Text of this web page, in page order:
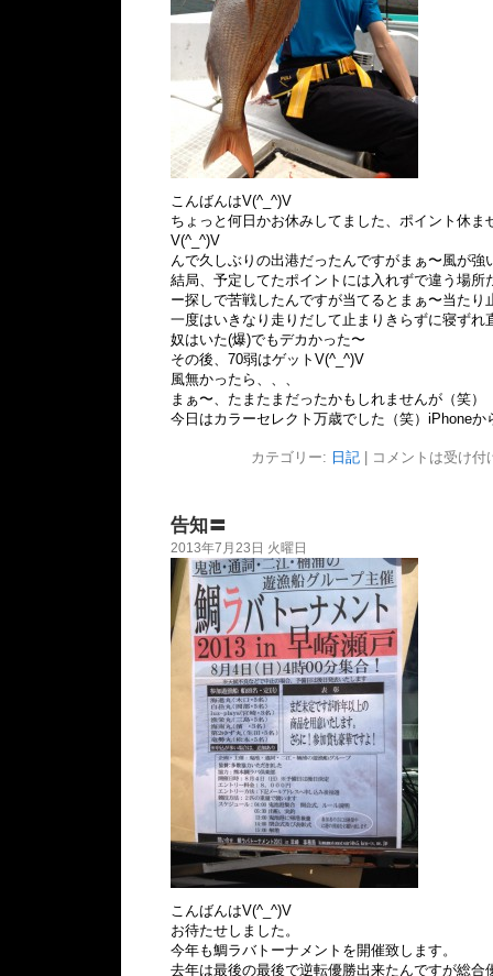
こんばんはV(^_^)V
ちょっと何日かお休みしてました、ポイント休ま
V(^_^)V
んで久しぶりの出港だったんですがまぁ〜風が強
結局、予定してたポイントには入れずで違う場所
ー探しで苦戦したんですが当てるとまぁ〜当たり
一度はいきなり走りだして止まりきらずに寝ずれ
奴はいた(爆)でもデカかった〜
その後、70弱はゲットV(^_^)V
風無かったら、、、
まぁ〜、たまたまだったかもしれませんが（笑）
今日はカラーセレクト万歳でした（笑）iPhoneか
カテゴリー: 日記| コメントは受け付
告知〓
2013年7月23日 火曜日
こんばんはV(^_^)V
お待たせしました。
今年も鯛ラバトーナメントを開催致します。
去年は最後の最後で逆転優勝出来たんですが総合